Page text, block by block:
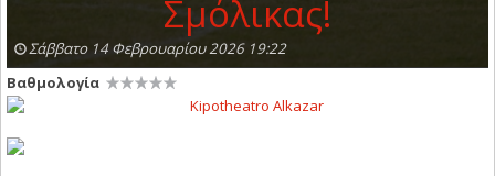
Σμόλικας!
Σάββατο 14 Φεβρουαρίου 2026 19:22
Βαθμολογία